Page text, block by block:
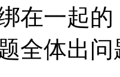
在一起
全体出